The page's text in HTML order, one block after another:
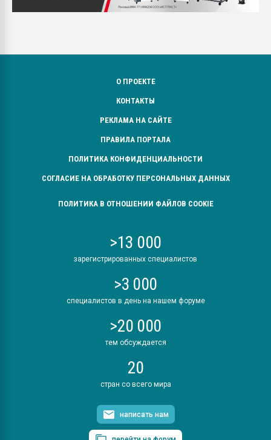
О ПРОЕКТЕ
КОНТАКТЫ
РЕКЛАМА НА САЙТЕ
ПРАВИЛА ПОРТАЛА
ПОЛИТИКА КОНФИДЕНЦИАЛЬНОСТИ
СОГЛАСИЕ НА ОБРАБОТКУ ПЕРСОНАЛЬНЫХ ДАННЫХ
ПОЛИТИКА В ОТНОШЕНИИ ФАЙЛОВ COOKIE
>13 000
зарегистрированных специалистов
>3 000
специалистов в день на нашем форуме
>20 000
тем обсуждается
20
стран со всего мира
написать нам